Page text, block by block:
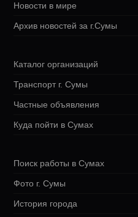
Новости в мире
Архив новостей за г.Сумы
Каталог организаций
Транспорт г. Сумы
Частные объявления
Куда пойти в Сумах
Поиск работы в Сумах
Фото г. Сумы
История города